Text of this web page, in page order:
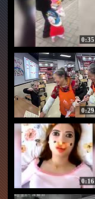
0:35
0:29
0:16